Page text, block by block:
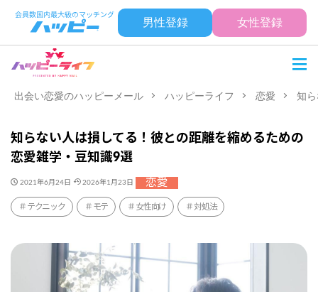
男性登録 女性登録
出会い恋愛のハッピーメール ハッピーライフ 恋愛 知
知らない人は損してる！彼との距離を縮めるための
恋愛雑学・豆知識9選
2021年6月24日 2026年1月23日 恋愛
テクニック モテ 女性向け 対処法